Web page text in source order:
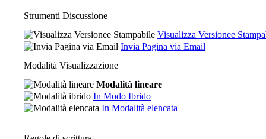
Strumenti Discussione
Visualizza Versionee
Invia Pagina via Email
Modalità Visualizzazione
Modalità lineare
In Modo Ibrido
In Modalità elencata